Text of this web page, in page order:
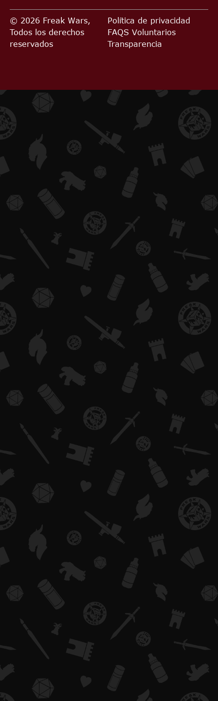
© 2026 Freak Wars,
Todos los derechos
reservados
Política de privacidad
FAQS Voluntarios
Transparencia